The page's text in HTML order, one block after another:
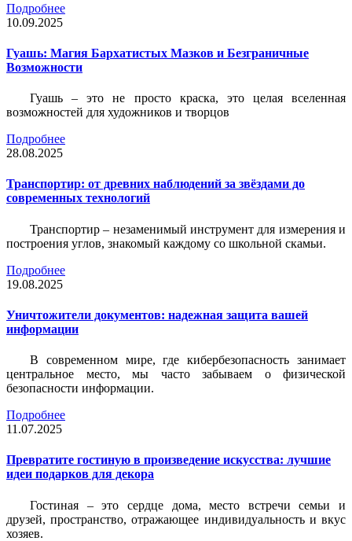
Подробнее
10.09.2025
Гуашь: Магия Бархатистых Мазков и Безграничные
Возможности
Гуашь – это не просто краска, это целая вселенная
возможностей для художников и творцов
Подробнее
28.08.2025
Транспортир: от древних наблюдений за звёздами до
современных технологий
Транспортир – незаменимый инструмент для измерения и
построения углов, знакомый каждому со школьной скамьи.
Подробнее
19.08.2025
Уничтожители документов: надежная защита вашей
информации
В современном мире, где кибербезопасность занимает
центральное место, мы часто забываем о физической
безопасности информации.
Подробнее
11.07.2025
Превратите гостиную в произведение искусства: лучшие
идеи подарков для декора
Гостиная – это сердце дома, место встречи семьи и
друзей, пространство, отражающее индивидуальность и вкус
хозяев.